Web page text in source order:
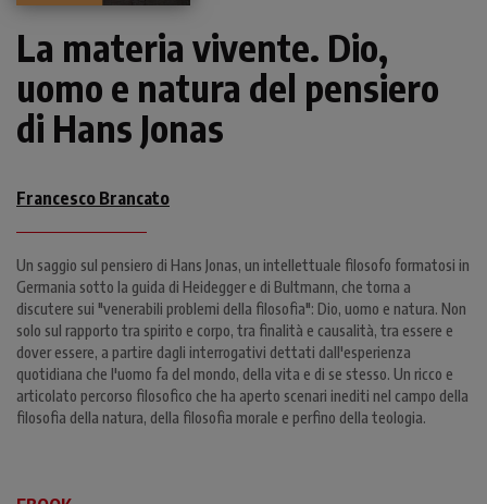
La materia vivente. Dio,
uomo e natura del pensiero
di Hans Jonas
Francesco Brancato
Un saggio sul pensiero di Hans Jonas, un intellettuale filosofo formatosi in
Germania sotto la guida di Heidegger e di Bultmann, che torna a
discutere sui "venerabili problemi della filosofia": Dio, uomo e natura. Non
solo sul rapporto tra spirito e corpo, tra finalità e causalità, tra essere e
dover essere, a partire dagli interrogativi dettati dall'esperienza
quotidiana che l'uomo fa del mondo, della vita e di se stesso. Un ricco e
articolato percorso filosofico che ha aperto scenari inediti nel campo della
filosofia della natura, della filosofia morale e perfino della teologia.